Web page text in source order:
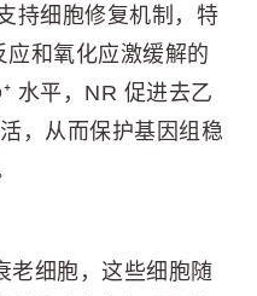
持细胞修复机制，特
和氧化应激缓解的
水平，NR 促进去乙
，从而保护基因组稳
老细胞，这些细胞随